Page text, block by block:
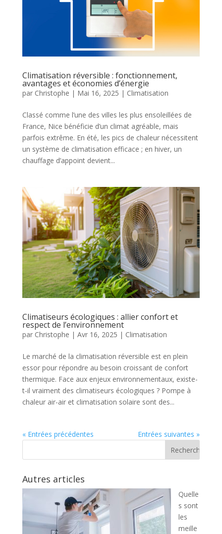
Climatisation réversible : fonctionnement,
avantages et économies d’énergie
par Christophe | Mai 16, 2025 | Climatisation
Classé comme l’une des villes les plus ensoleillées de
France, Nice bénéficie d’un climat agréable, mais
parfois extrême. En été, les pics de chaleur nécessitent
un système de climatisation efficace ; en hiver, un
chauffage d’appoint devient...
Climatiseurs écologiques : allier confort et
respect de l’environnement
par Christophe | Avr 16, 2025 | Climatisation
Le marché de la climatisation réversible est en plein
essor pour répondre au besoin croissant de confort
thermique. Face aux enjeux environnementaux, existe-
t-il vraiment des climatiseurs écologiques ? Pompe à
chaleur air-air et climatisation solaire sont des...
« Entrées précédentes Entrées suivantes »
Autres articles
Quelle
s sont
les
meille